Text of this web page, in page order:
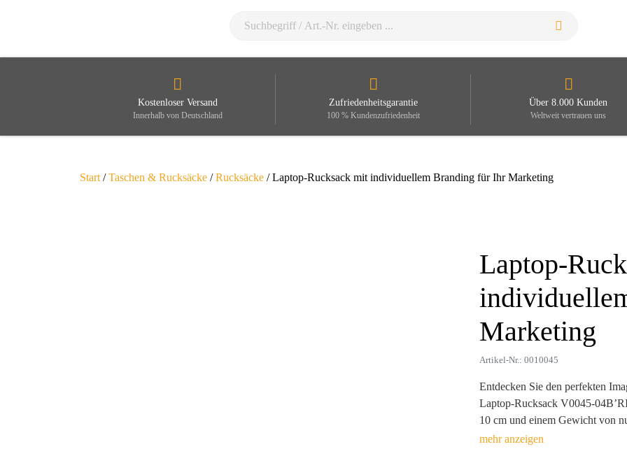
Kostenloser Versand
Innerhalb von Deutschland
Zufriedenheitsgarantie
100 % Kundenzufriedenheit
Über 8.000 Kunden
Weltweit vertrauen uns
Start /Taschen & Rucksäcke /Rucksäcke / Laptop-Rucksack mit individuellem Branding für Ihr Marketing
Laptop-
Marketing
Artikel-Nr.: 0010045
Entdecken Sie den perfekten
Laptop-Rucksack V0045-
10 cm und einem Gewicht von
praktisch, sondern auch